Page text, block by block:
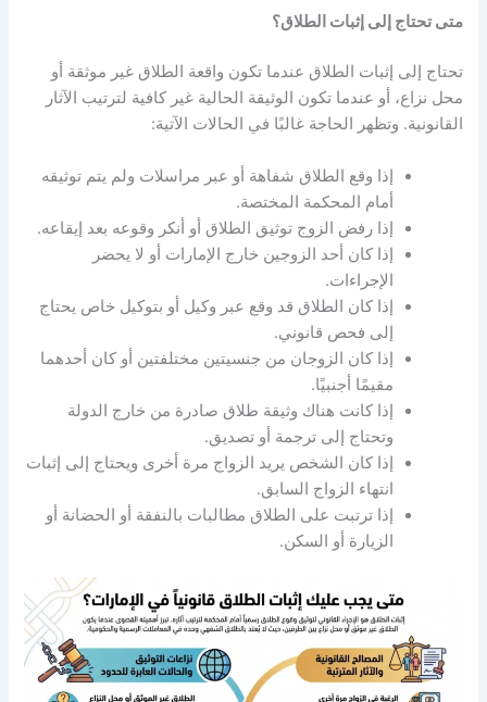
متى تحتاج إلى إثبات الطلاق؟
تحتاج إلى إثبات الطلاق عندما تكون واقعة الطلاق غير موثقة أو
محل نزاع، أو عندما تكون الوثيقة الحالية غير كافية لترتيب الآثار
القانونية. وتظهر الحاجة غالبًا في الحالات الآتية:
إذا وقع الطلاق شفاهة أو عبر مراسلات ولم يتم توثيقه
أمام المحكمة المختصة.
إذا رفض الزوج توثيق الطلاق أو أنكر وقوعه بعد إيقاعه.
إذا كان أحد الزوجين خارج الإمارات أو لا يحضر
الإجراءات.
إذا كان الطلاق قد وقع عبر وكيل أو بتوكيل خاص يحتاج
إلى فحص قانوني.
إذا كان الزوجان من جنسيتين مختلفتين أو كان أحدهما
مقيمًا أجنبيًا.
إذا كانت هناك وثيقة طلاق صادرة من خارج الدولة
وتحتاج إلى ترجمة أو تصديق.
إذا كان الشخص يريد الزواج مرة أخرى ويحتاج إلى إثبات
انتهاء الزواج السابق.
إذا ترتبت على الطلاق مطالبات بالنفقة أو الحضانة أو
الزيارة أو السكن.